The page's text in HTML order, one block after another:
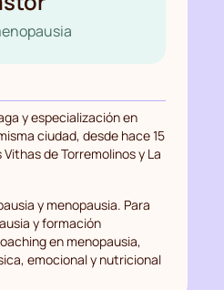
y especialización en
ciudad, desde hace 15
de Torremolinos y La
y menopausia. Para
y formación
en menopausia,
emocional y nutricional